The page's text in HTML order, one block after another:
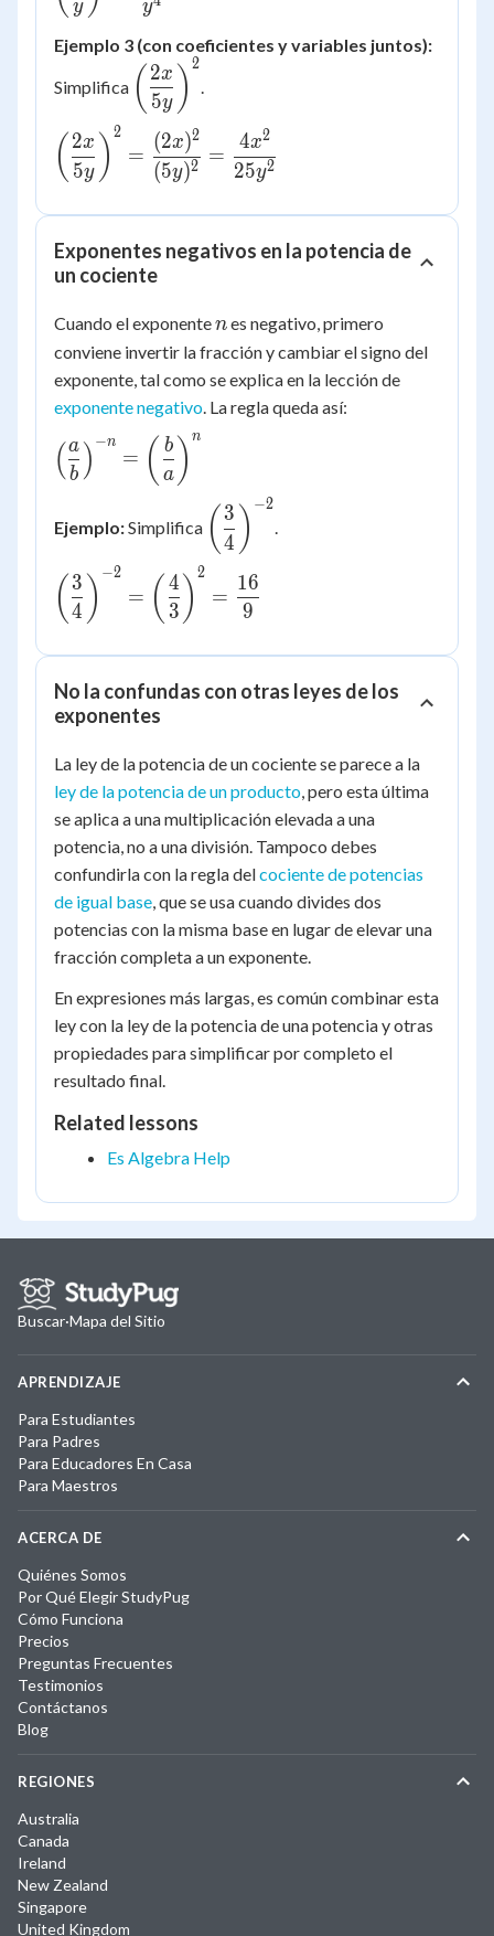
= \dfrac{x^4}
{y^4}
y y
Ejemplo 3 (con coeficientes y variables juntos):
Simplifica
\left(\dfrac{2x}
{5y}\right)^2
( 5y
2x ) 2
.
\left(\dfrac{2x}
{5y}\right)^2
=
\dfrac{(2x)^2}
{(5y)^2} =
\dfrac{4x^2}
( 5y
2x ) 2
=
(5y)2
(2x)2
=
25y2
4x2
Exponentes negativos en la potencia de
un cociente
Cuando el exponenten
nes negativo, primero
conviene invertir la fracción y cambiar el signo del
exponente, tal como se explica en la lección de
exponente negativo . La regla queda así:
\left(\dfrac{a}
{b}\right)^{-
\left(\dfrac{b}
( b
a ) −n
= ( a
b ) n
Ejemplo:Simplifica
\left(\dfrac{3}
{4}\right)^{-2}
( 4
3 ) −2
.
\left(\dfrac{3}
{4}\right)^{-2}
=
\left(\dfrac{4}
{3}\right)^{2}
= \dfrac{16}
{9}
( 4
3 ) −2
= ( 3
4 ) 2
=
9
16
No la confundas con otras leyes de los
exponentes
La ley de la potencia de un cociente se parece a la
ley de la potencia de un producto, pero esta última
se aplica a una multiplicación elevada a una
potencia, no a una división. Tampoco debes
confundirla con la regla delcociente de potencias
de igual base, que se usa cuando divides dos
potencias con la misma base en lugar de elevar una
fracción completa a un exponente.
En expresiones más largas, es común combinar esta
ley con la ley de la potencia de una potencia y otras
propiedades para simplificar por completo el
resultado final.
Related lessons
Es Algebra Help
Buscar·Mapa del Sitio
APRENDIZAJE
Para Estudiantes
Para Padres
Para Educadores En Casa
Para Maestros
ACERCA DE
Quiénes Somos
Por Qué Elegir StudyPug
Cómo Funciona
Precios
Preguntas Frecuentes
Testimonios
Contáctanos
Blog
REGIONES
Australia
Canada
Ireland
New Zealand
Singapore
United Kingdom